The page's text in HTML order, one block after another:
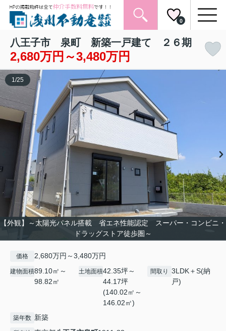
0
八王子市 泉町 新築一戸建て ２６期
2,680万円～3,480万円
【外観】～太陽光パネル搭載 省エネ性能認定 スーパー・コンビニ・
ドラッグストア徒歩圏～
1 /25
価格 2,680万円～3,480万円
建物面積89.10㎡～
98.82㎡
土地面積42.35坪～
44.17坪
(140.02㎡～
146.02㎡)
間取り
3LDK＋S(納
戸)
築年数 新築